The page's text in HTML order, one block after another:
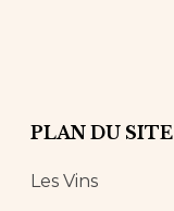
PLAN DU SITE
Les Vins